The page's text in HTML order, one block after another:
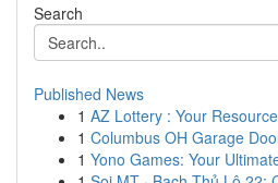
Search
Published News
1 AZ Lottery : Your
1 Columbus OH Garage
1 Yono Games: Your